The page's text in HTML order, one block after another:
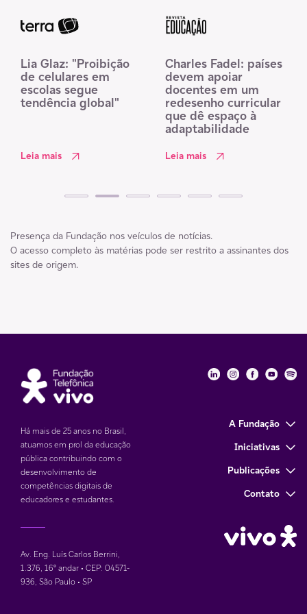
Lia Glaz: "Proibição
de celulares em
escolas segue
tendência global"
Leia mais
Charles Fadel: países
devem apoiar
docentes em um
redesenho curricular
que dê espaço à
adaptabilidade
Leia mais
Presença da Fundação nos veículos de notícias.
O acesso completo às matérias pode ser restrito a assinantes dos
sites de origem.
Há mais de 25 anos no Brasil,
atuamos em prol da educação
pública contribuindo com o
desenvolvimento de
competências digitais de
educadores e estudantes.
Av. Eng. Luís Carlos Berrini,
1.376 16° andar • CEP: 04571-
936 São Paulo • SP
Fundação
Fundação
A Fundação
Iniciativas
Publicações
Contato